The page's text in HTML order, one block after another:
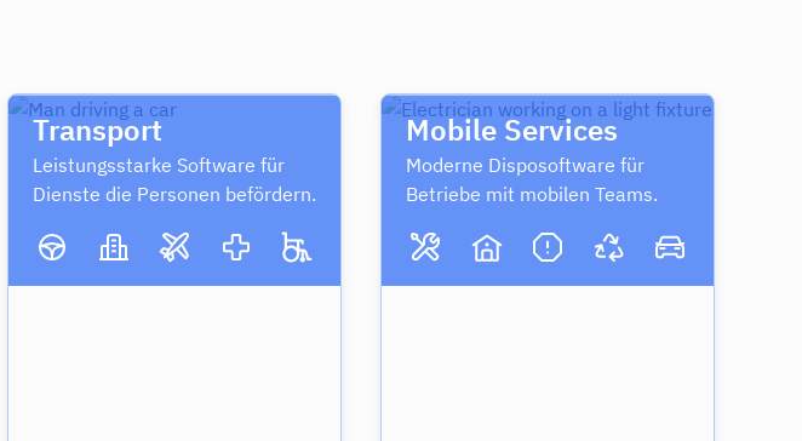
Transport
Leistungsstarke Software für
Dienste die Personen befördern.
Mobile Services
Moderne Disposoftware für
Betriebe mit mobilen Teams.